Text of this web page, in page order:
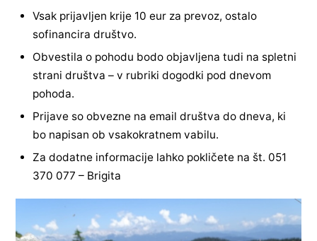
Vsak prijavljen krije 10 eur za prevoz, ostalo
sofinancira društvo.
Obvestila o pohodu bodo objavljena tudi na spletni
strani društva – v rubriki dogodki pod dnevom
pohoda.
Prijave so obvezne na email društva do dneva, ki
bo napisan ob vsakokratnem vabilu.
Za dodatne informacije lahko pokličete na št. 051
370 077 – Brigita